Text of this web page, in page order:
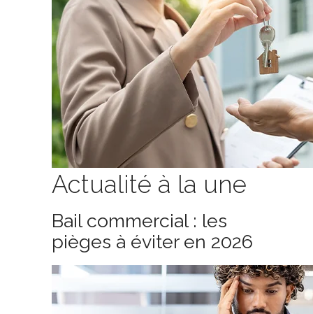
Actualité à la une
Bail commercial : les
pièges à éviter en 2026